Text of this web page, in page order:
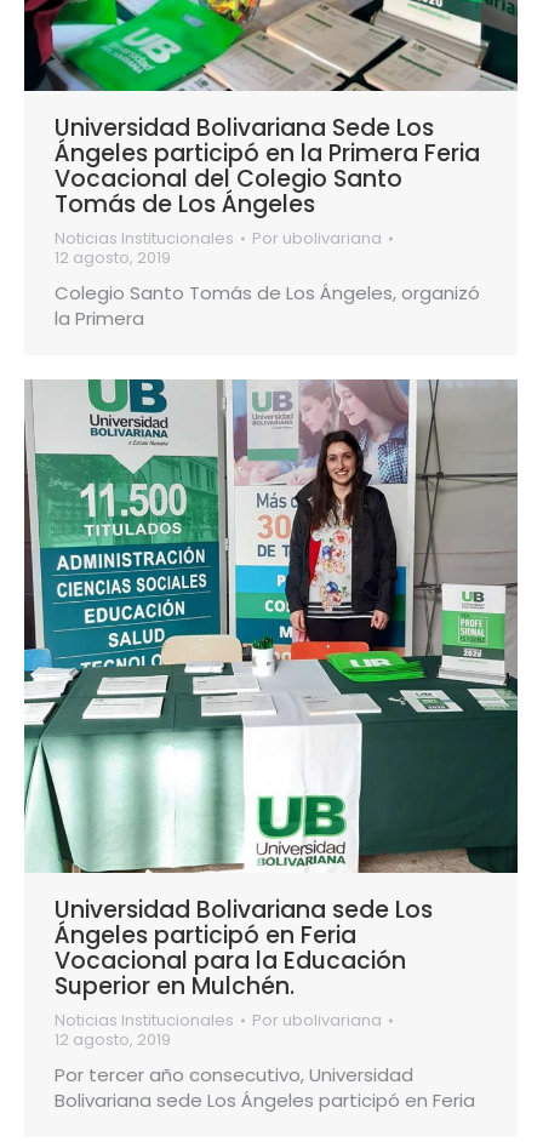
Universidad Bolivariana Sede Los
Ángeles participó en la Primera Feria
Vocacional del Colegio Santo
Tomás de Los Ángeles
Noticias Institucionales Por ubolivariana
12 agosto, 2019
Colegio Santo Tomás de Los Ángeles, organizó
la Primera
Universidad Bolivariana sede Los
Ángeles participó en Feria
Vocacional para la Educación
Superior en Mulchén.
Noticias Institucionales Por ubolivariana
12 agosto, 2019
Por tercer año consecutivo, Universidad
Bolivariana sede Los Ángeles participó en Feria